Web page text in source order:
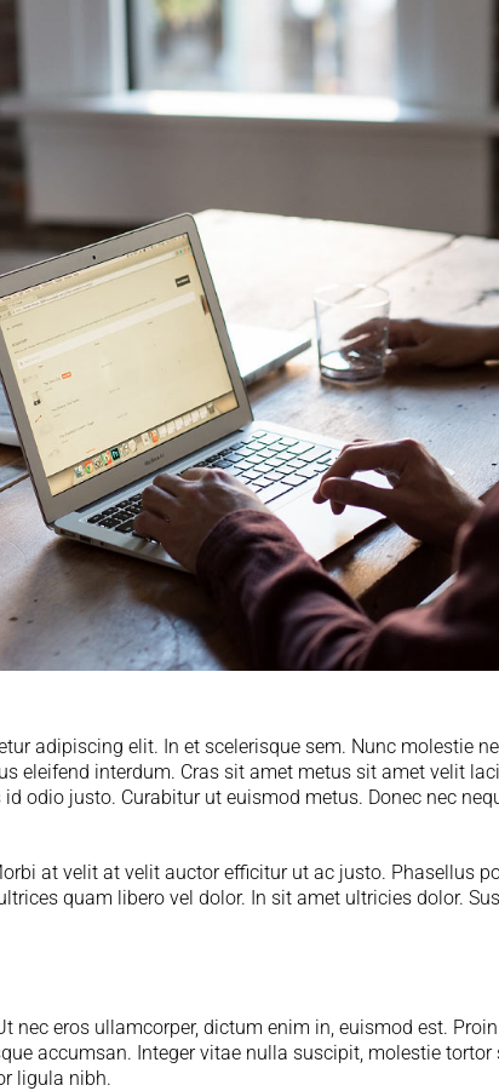
adipiscing elit. In et scelerisque sem. Nunc molestie
eleifend interdum. Cras sit amet metus sit amet velit
odio justo. Curabitur ut euismod metus. Donec nec
at velit at velit auctor efficitur ut ac justo. Phasellus
quam libero vel dolor. In sit amet ultricies dolor.
nec eros ullamcorper, dictum enim in, euismod est.
accumsan. Integer vitae nulla suscipit, molestie tortor
ligula nibh.